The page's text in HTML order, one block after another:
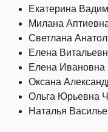
Екатерина
Милана
Светлана
Елена
Елена Ивановна
Оксана
Ольга Юрьевна
Наталья